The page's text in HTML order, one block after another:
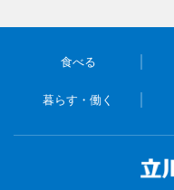
食べる
暮らす・働く